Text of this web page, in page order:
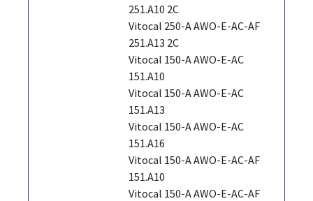
251.A10 2C
Vitocal 250-A AWO-E-AC-AF
251.A13 2C
Vitocal 150-A AWO-E-AC
151.A10
Vitocal 150-A AWO-E-AC
151.A13
Vitocal 150-A AWO-E-AC
151.A16
Vitocal 150-A AWO-E-AC-AF
151.A10
Vitocal 150-A AWO-E-AC-AF